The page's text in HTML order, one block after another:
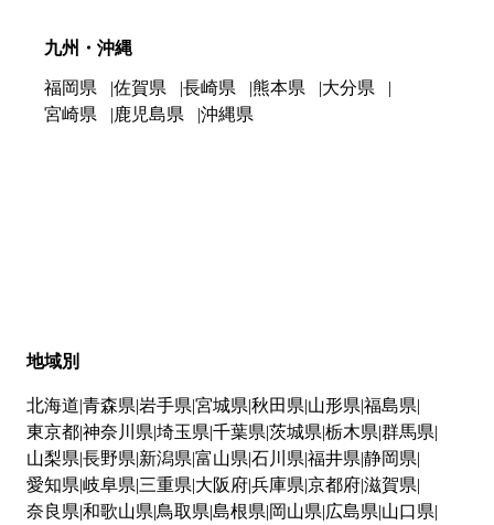
九州・沖縄
福岡県 佐賀県 長崎県 熊本県
大分県
宮崎県
鹿児島県 沖縄県
地域別
北海道 青森県 岩手県 宮城県 秋田県 山形県 福島県
東京都神奈川県 埼玉県 千葉県 茨城県 栃木県 群馬県
山梨県 長野県 新潟県 富山県 石川県 福井県 静岡県
愛知県 岐阜県 三重県 大阪府兵庫県 京都府滋賀県
奈良県 和歌山県 鳥取県 島根県 岡山県 広島県 山口県